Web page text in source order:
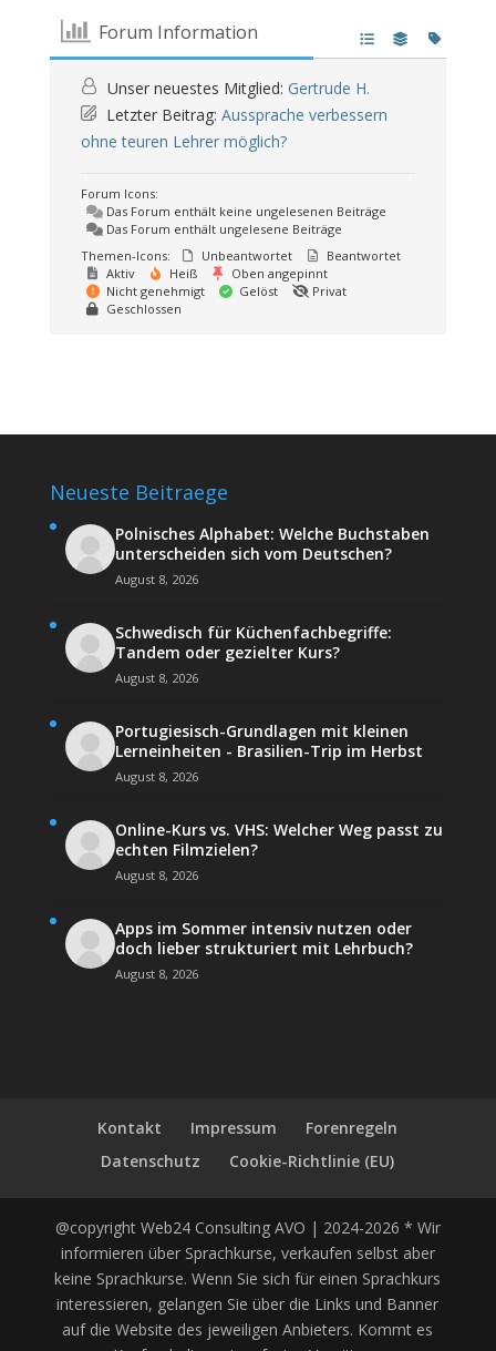
Forum Information
Unser neuestes Mitglied: Gertrude H.
Letzter Beitrag: Aussprache verbessern
ohne teuren Lehrer möglich?
Forum Icons:
Das Forum enthält keine ungelesenen Beiträge
Das Forum enthält ungelesene Beiträge
Themen-Icons:
Unbeantwortet
Beantwortet
Aktiv
Heiß
Oben angepinnt
Nicht genehmigt
Gelöst
Privat
Geschlossen
Neueste Beitraege
Polnisches Alphabet: Welche Buchstaben
unterscheiden sich vom Deutschen?
August 8, 2026
Schwedisch für Küchenfachbegriffe:
Tandem oder gezielter Kurs?
August 8, 2026
Portugiesisch-Grundlagen mit kleinen
Lerneinheiten - Brasilien-Trip im Herbst
August 8, 2026
Online-Kurs vs. VHS: Welcher Weg passt zu
echten Filmzielen?
August 8, 2026
Apps im Sommer intensiv nutzen oder
doch lieber strukturiert mit Lehrbuch?
August 8, 2026
Kontakt Impressum
Forenregeln
Datenschutz
Cookie-Richtlinie (EU)
@copyright Web24 Consulting AVO | 2024-2026 * Wir
informieren über Sprachkurse, verkaufen selbst aber
keine Sprachkurse. Wenn Sie sich für einen Sprachkurs
interessieren, gelangen Sie über die Links und Banner
auf die Website des jeweiligen Anbieters. Kommt es